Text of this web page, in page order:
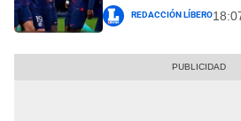
Redacción Líbero